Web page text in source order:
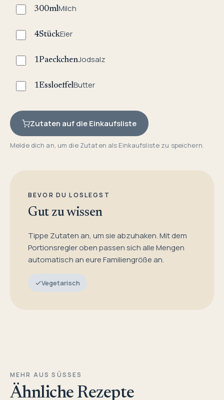
300mlMilch
4StückEier
1PaeckchenJodsalz
1EssloeffelButter
Zutaten auf die Einkaufsliste
Melde dich an, um die Zutaten als Einkaufsliste zu speichern.
BEVOR DU LOSLEGST
Gut zu wissen
Tippe Zutaten an, um sie abzuhaken. Mit dem
Portionsregler oben passen sich alle Mengen
automatisch an eure Familiengröße an.
Vegetarisch
MEHR AUS SÜSSES
Ähnliche Rezepte